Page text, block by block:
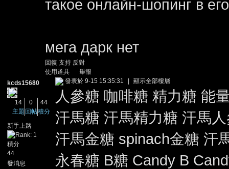
такое онлайн-шопинг в
мега дарк нет
回復 支持 反對
使用道具
舉報
kcds15680
14
主題
0
回帖
44
積分
新手上路
積分
44
發消息
發表於 9-15 15:35:31 顯示全部樓層
人參糖 咖啡糖 精力糖 能
汗馬糖 汗馬精力糖 汗馬
汗馬金糖 spinach金糖 汗
永春糖 B糖 Candy B